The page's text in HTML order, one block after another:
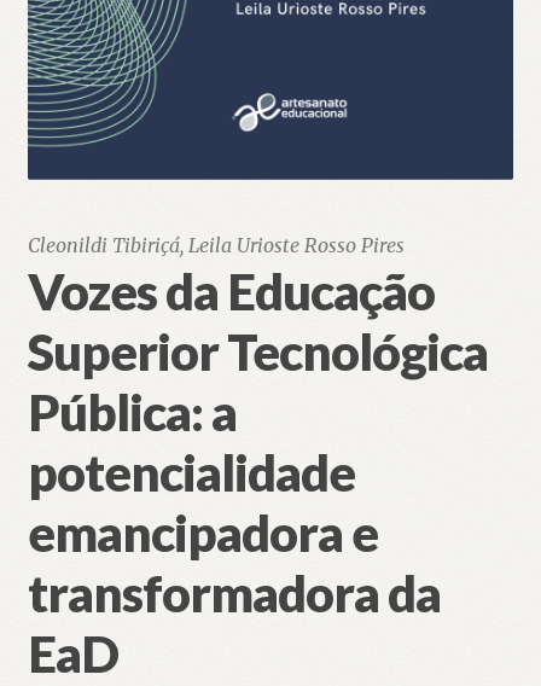
Cleonildi Tibiriçá, Leila Urioste Rosso Pires
Vozes da Educação
Superior Tecnológica
Pública: a
potencialidade
emancipadora e
transformadora da
EaD